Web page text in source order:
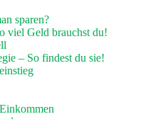
sparen?
viel Geld brauchst du!
– So findest du sie!